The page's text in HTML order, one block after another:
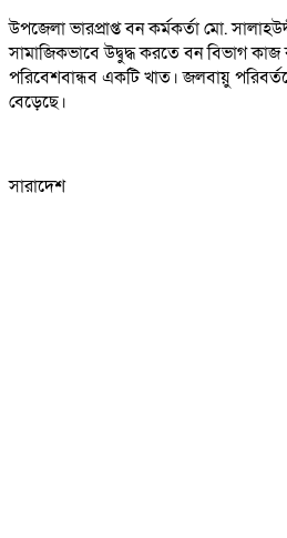
উপজেলা ভারপ্রাপ্ত বন কর্মকর্তা মো.
সামাজিকভাবে উদ্বুদ্ধ করতে বন বিভাগ কাজ
পরিবেশবান্ধব একটি খাত। জলবায়ু
বেড়েছে।
সারাদেশ